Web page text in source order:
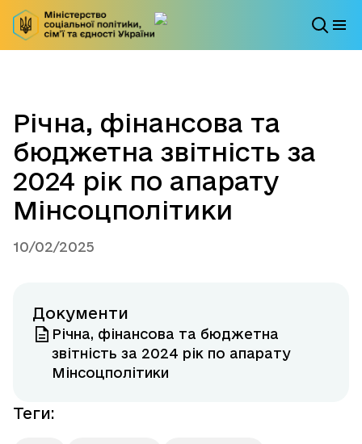
Річна, фінансова та
бюджетна звітність за
2024 рік по апарату
Мінсоцполітики
10/02/2025
Документи
Річна, фінансова та бюджетна
звітність за 2024 рік по апарату
Мінсоцполітики
Теги: